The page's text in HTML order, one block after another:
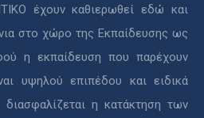
έχουν καθιερωθεί εδώ και
στο χώρο της Εκπαίδευσης ως
η εκπαίδευση που παρέχουν
υψηλού επιπέδου και ειδικά
η κατάκτηση των